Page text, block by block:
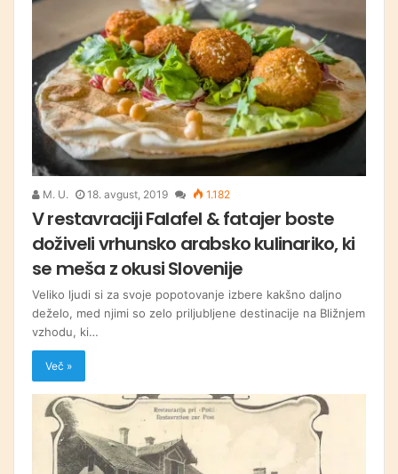
M. U. 18. avgust, 2019 1.182
V restavraciji Falafel & fatajer boste
doživeli vrhunsko arabsko kulinariko, ki
se meša z okusi Slovenije
Veliko ljudi si za svoje popotovanje izbere kakšno daljno
deželo, med njimi so zelo priljubljene destinacije na Bližnjem
vzhodu, ki…
Več »